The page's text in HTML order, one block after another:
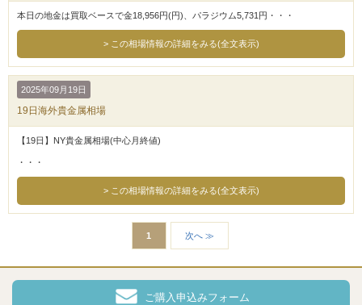
本日の地金は買取ベースで金18,956円(円)、パラジウム5,731円・・・
この相場情報の詳細をみる(全文表示)
2025年09月19日
19日海外貴金属相場
【19日】NY貴金属相場(中心月終値)
・・・
この相場情報の詳細をみる(全文表示)
1 次へ ≫
ご購入申込みフォーム